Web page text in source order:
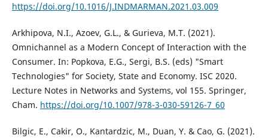
https://doi.org/10.1016/J.INDMARMAN.2021.03.009
Arkhipova, N.I., Azoev, G.L., & Gurieva, M.T. (2021).
Omnichannel as a Modern Concept of Interaction with the
Consumer. In: Popkova, E.G., Sergi, B.S. (eds) "Smart
Technologies" for Society, State and Economy. ISC 2020.
Lecture Notes in Networks and Systems, vol 155. Springer,
Cham. https://doi.org/10.1007/978-3-030-59126-7_60
Bilgic, E., Cakir, O., Kantardzic, M., Duan, Y. & Cao, G. (2021).